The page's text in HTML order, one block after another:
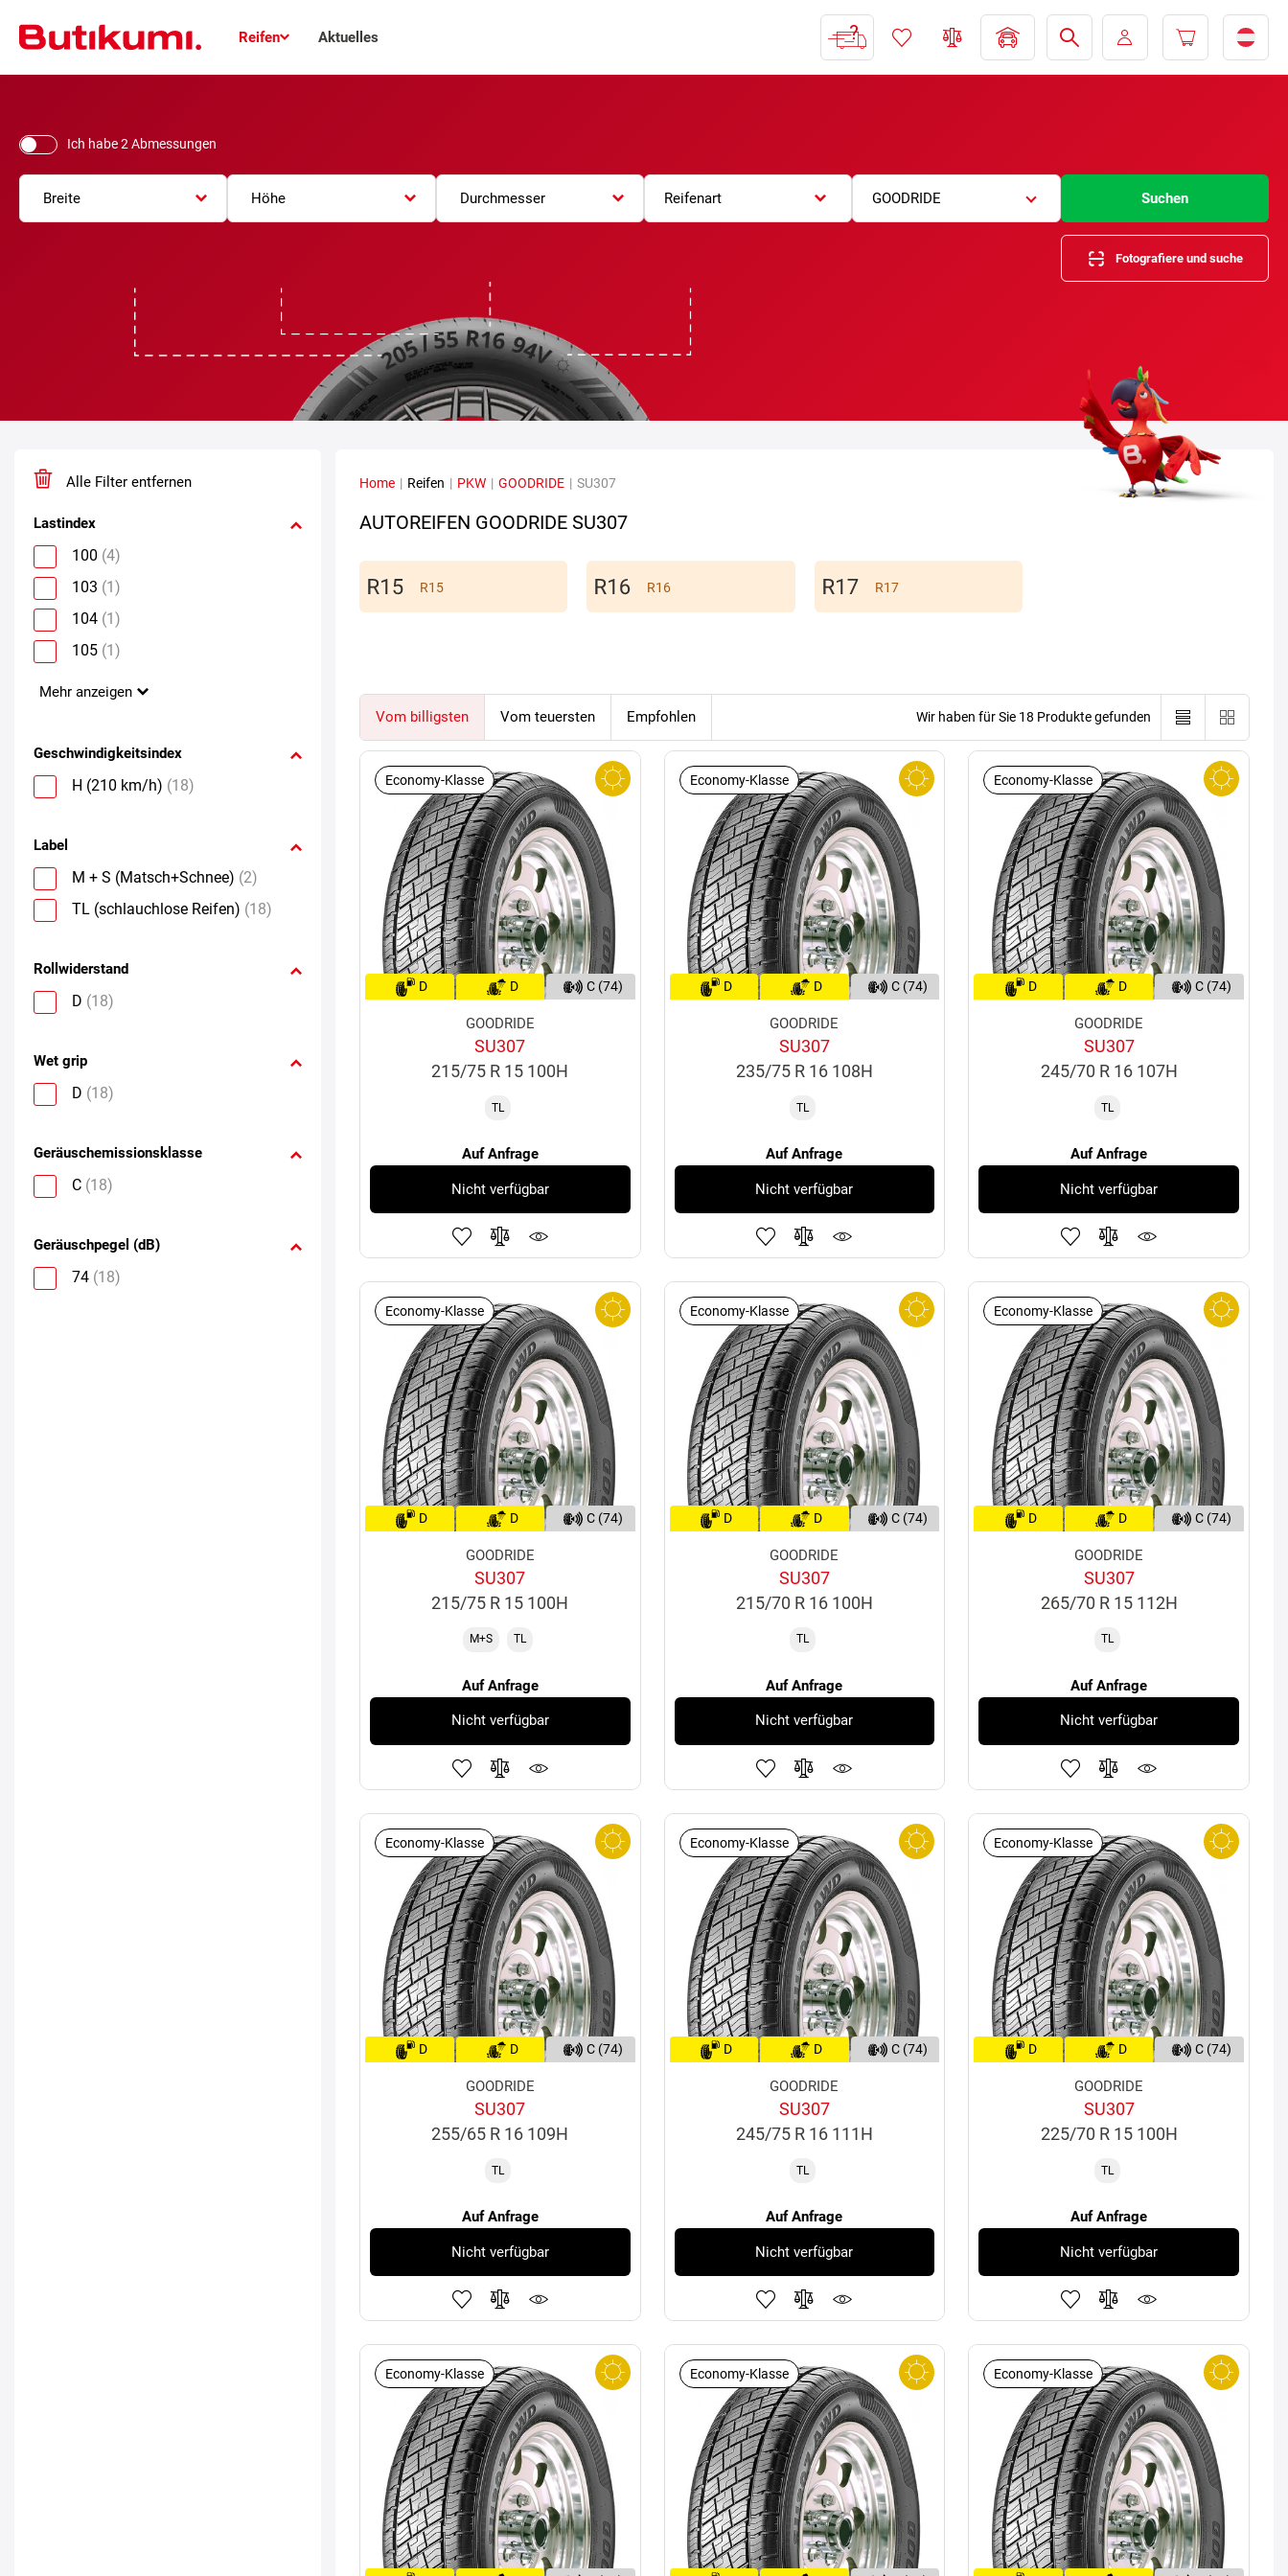
Reifen Aktuelles
Ich habe 2 Abmessungen
Breite Höhe Durchmesser Reifenart GOODRIDE Suchen
Fotografiere und suche
Alle Filter entfernen
Lastindex
100 (4)
103 (1)
104 (1)
105 (1)
Mehr anzeigen
Geschwindigkeitsindex
H (210 km/h) (18)
Label
M + S (Matsch+Schnee) (2)
TL (schlauchlose Reifen) (18)
Rollwiderstand
D (18)
Wet grip
D (18)
Geräuschemissionsklasse
C (18)
Geräuschpegel (dB)
74 (18)
Home | Reifen | PKW | GOODRIDE | SU307
AUTOREIFEN GOODRIDE SU307
R15 R16 R17
Vom billigsten Vom teuersten Empfohlen Wir haben für Sie 18 Produkte gefunden
Economy-Klasse
D D C (74)
GOODRIDE
SU307
215/75 R 15 100H
TL
Auf Anfrage
Nicht verfügbar
Economy-Klasse
D D C (74)
GOODRIDE
SU307
235/75 R 16 108H
TL
Auf Anfrage
Nicht verfügbar
Economy-Klasse
D D C (74)
GOODRIDE
SU307
245/70 R 16 107H
TL
Auf Anfrage
Nicht verfügbar
Economy-Klasse
D D C (74)
GOODRIDE
SU307
215/75 R 15 100H
M+S TL
Auf Anfrage
Nicht verfügbar
Economy-Klasse
D D C (74)
GOODRIDE
SU307
215/70 R 16 100H
TL
Auf Anfrage
Nicht verfügbar
Economy-Klasse
D D C (74)
GOODRIDE
SU307
265/70 R 15 112H
TL
Auf Anfrage
Nicht verfügbar
Economy-Klasse
D D C (74)
GOODRIDE
SU307
255/65 R 16 109H
TL
Auf Anfrage
Nicht verfügbar
Economy-Klasse
D D C (74)
GOODRIDE
SU307
245/75 R 16 111H
TL
Auf Anfrage
Nicht verfügbar
Economy-Klasse
D D C (74)
GOODRIDE
SU307
225/70 R 15 100H
TL
Auf Anfrage
Nicht verfügbar
Economy-Klasse Economy-Klasse Economy-Klasse